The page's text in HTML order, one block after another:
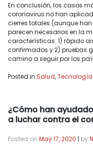
En conclusión, los casos
coronavirus no han
cierres totales (aunque
parecen necesarios en la
características: 1) rápido
confirmados y 2) pruebas
camino a seguir por los
Posted in Salud,Tecnología
¿Cómo han
a luchar contra el
Posted on May 17, 2020 | by